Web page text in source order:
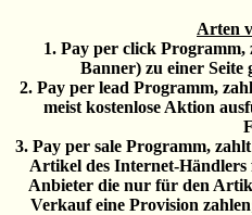
Arten
1. Pay per click
Banner) zu einer Seite
2. Pay per lead Programm,
meist kostenlose Aktion
3. Pay per sale Programm,
Artikel des Internet-
Anbieter die nur für den
Verkauf eine Provision